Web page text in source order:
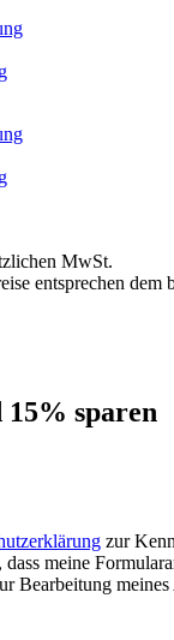
MwSt.
entsprechen dem
sparen
zur
meine
Bearbeitung